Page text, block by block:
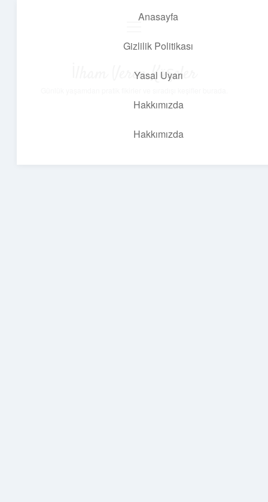
Anasayfa
Gizlilik Politikası
Yasal Uyarı
Hakkımızda
Hakkımızda
İlham Veren Köşeler